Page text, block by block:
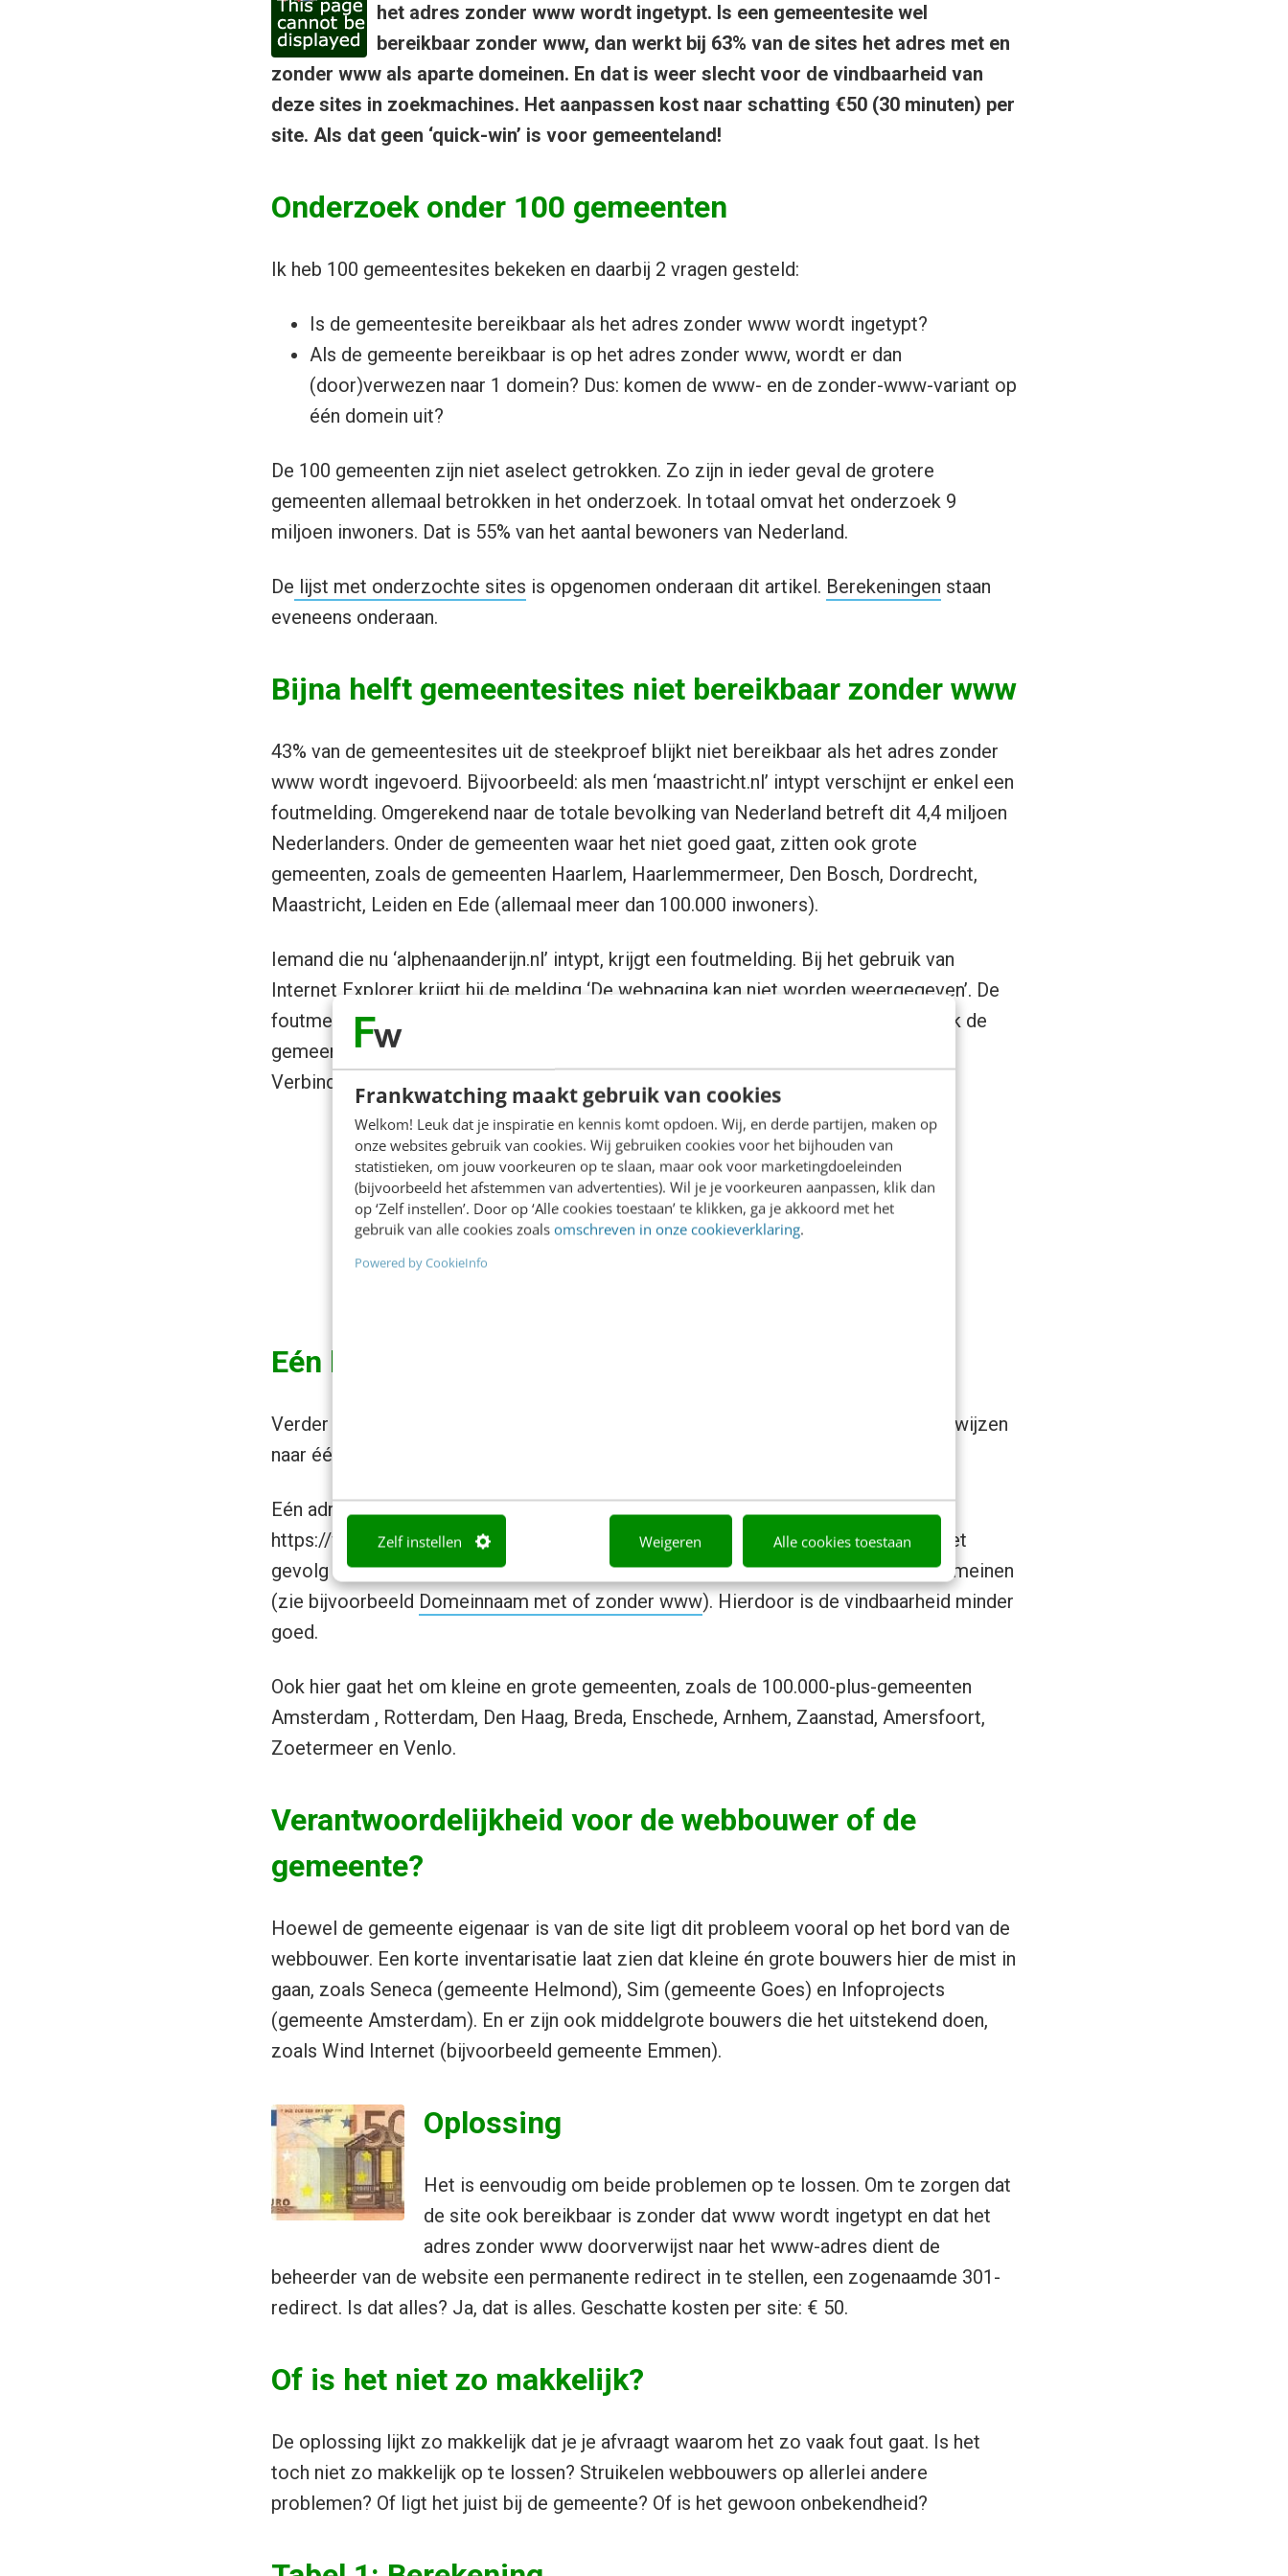
Frankwatching maakt gebruik van cookies
Welkom! Leuk dat je inspiratie en kennis komt opdoen. Wij, en derde partijen, maken op
onze websites gebruik van cookies. Wij gebruiken cookies voor het bijhouden van
statistieken, om jouw voorkeuren op te slaan, maar ook voor marketingdoeleinden
(bijvoorbeeld het afstemmen van advertenties). Wil je je voorkeuren aanpassen, klik dan
op ‘Zelf instellen’. Door op ‘Alle cookies toestaan’ te klikken, ga je akkoord met het
gebruik van alle cookies zoals omschreven in onze cookieverklaring.
Powered by CookieInfo
Zelf instellen Weigeren Alle cookies toestaan
het adres zonder www wordt ingetypt. Is een gemeentesite wel
bereikbaar zonder www, dan werkt bij 63% van de sites het adres met en
zonder www als aparte domeinen. En dat is weer slecht voor de vindbaarheid van
deze sites in zoekmachines. Het aanpassen kost naar schatting €50 (30 minuten) per
site. Als dat geen ‘quick-win’ is voor gemeenteland!
Onderzoek onder 100 gemeenten
Ik heb 100 gemeentesites bekeken en daarbij 2 vragen gesteld:
Is de gemeentesite bereikbaar als het adres zonder www wordt ingetypt?
Als de gemeente bereikbaar is op het adres zonder www, wordt er dan
(door)verwezen naar 1 domein? Dus: komen de www- en de zonder-www-variant op
één domein uit?
De 100 gemeenten zijn niet aselect getrokken. Zo zijn in ieder geval de grotere
gemeenten allemaal betrokken in het onderzoek. In totaal omvat het onderzoek 9
miljoen inwoners. Dat is 55% van het aantal bewoners van Nederland.
De lijst met onderzochte sites is opgenomen onderaan dit artikel. Berekeningen staan
eveneens onderaan.
Bijna helft gemeentesites niet bereikbaar zonder www
43% van de gemeentesites uit de steekproef blijkt niet bereikbaar als het adres zonder
www wordt ingevoerd. Bijvoorbeeld: als men ‘maastricht.nl’ intypt verschijnt er enkel een
foutmelding. Omgerekend naar de totale bevolking van Nederland betreft dit 4,4 miljoen
Nederlanders. Onder de gemeenten waar het niet goed gaat, zitten ook grote
gemeenten, zoals de gemeenten Haarlem, Haarlemmermeer, Den Bosch, Dordrecht,
Maastricht, Leiden en Ede (allemaal meer dan 100.000 inwoners).
Iemand die nu ‘alphenaanderijn.nl’ intypt, krijgt een foutmelding. Bij het gebruik van
Internet Explorer krijgt hij de melding ‘De webpagina kan niet worden weergegeven’. De
foutmelding helpt niet en is alleen verwarrend. Het leidt tot vragen als ‘Waar kan ik de
gemeente dan vinden?’, ‘Bestaat het hele adres niet?’, ‘Moet ik naar de wizard
Verbindingsproblemen vaststellen ?’ of ‘Hoe moet ik nu verder?’
Eén hoofddomein
Verder heb ik gekeken of de adressen – als ze allebei worden gebruikt – doorverwijzen
naar één domein. Dit blijkt niet het geval bij63 % van de gemeenten (n=57).
Eén adres geeft een betere vindbaarheid van de site. Voor Google zijn
https://www.gemeentenaam.nl en https://gemeentenaam.nl 2 aparte domeinen. Het
gevolg is dat de linkpopulaireit van beide domeinen verdeeld wordt over deze domeinen
(zie bijvoorbeeld Domeinnaam met of zonder www). Hierdoor is de vindbaarheid minder
goed.
Ook hier gaat het om kleine en grote gemeenten, zoals de 100.000-plus-gemeenten
Amsterdam , Rotterdam, Den Haag, Breda, Enschede, Arnhem, Zaanstad, Amersfoort,
Zoetermeer en Venlo.
Verantwoordelijkheid voor de webbouwer of de
gemeente?
Hoewel de gemeente eigenaar is van de site ligt dit probleem vooral op het bord van de
webbouwer. Een korte inventarisatie laat zien dat kleine én grote bouwers hier de mist in
gaan, zoals Seneca (gemeente Helmond), Sim (gemeente Goes) en Infoprojects
(gemeente Amsterdam). En er zijn ook middelgrote bouwers die het uitstekend doen,
zoals Wind Internet (bijvoorbeeld gemeente Emmen).
Oplossing
Het is eenvoudig om beide problemen op te lossen. Om te zorgen dat
de site ook bereikbaar is zonder dat www wordt ingetypt en dat het
adres zonder www doorverwijst naar het www-adres dient de
beheerder van de website een permanente redirect in te stellen, een zogenaamde 301-
redirect. Is dat alles? Ja, dat is alles. Geschatte kosten per site: € 50.
Of is het niet zo makkelijk?
De oplossing lijkt zo makkelijk dat je je afvraagt waarom het zo vaak fout gaat. Is het
toch niet zo makkelijk op te lossen? Struikelen webbouwers op allerlei andere
problemen? Of ligt het juist bij de gemeente? Of is het gewoon onbekendheid?